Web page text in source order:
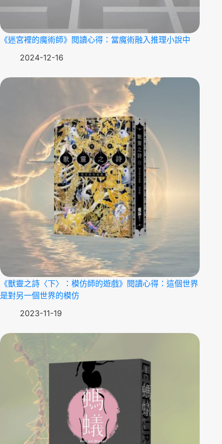
《迷宮裡的魔術師》閱讀心得：當魔術融入推理小說中
2024-12-16
《獸靈之詩〈下〉：模仿師的遊戲》閱讀心得：這個世界
是對另一個世界的模仿
2023-11-19